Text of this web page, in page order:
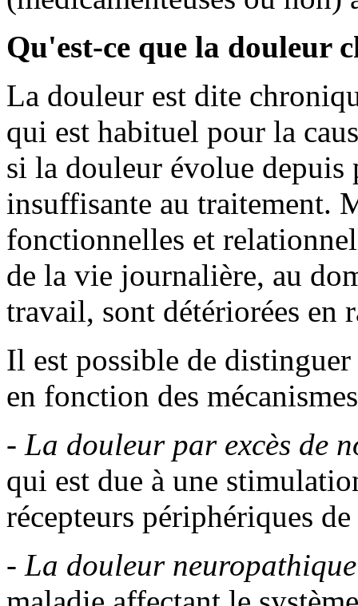
Qu'est-ce que la douleur
La douleur est dite
qui est habituel pour la
si la douleur évolue depuis
insuffisante au traitement.
fonctionnelles et
de la vie journalière, au
travail, sont détériorées en
Il est possible de
en fonction des
- La douleur par excès de
qui est due à une
récepteurs périphériques
- La douleur neuropathique